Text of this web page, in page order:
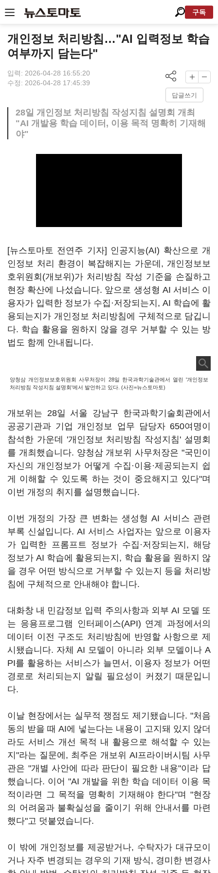
구독
개인정보 처리방침…"AI 입력정보 학습
여부까지 담는다"
입력: 2026-04-28 16:55:20
수정: 2026-04-28 17:45:39
답글쓰기
28일 개인정보 처리방침 작성지침 설명회 개최
"AI 개발용 학습 데이터, 이용 목적 명확히 기재해
야"
[뉴스토마토 전연주 기자] 인공지능(AI) 확산으로 개
인정보 처리 환경이 복잡해지는 가운데, 개인정보보
호위원회(개보위)가 처리방침 작성 기준을 손질하고
현장 확산에 나섰습니다. 앞으로 생성형 AI 서비스 이
용자가 입력한 정보가 수집·저장되는지, AI 학습에 활
용되는지가 개인정보 처리방침에 구체적으로 담깁니
다. 학습 활용을 원하지 않을 경우 거부할 수 있는 방
법도 함께 안내됩니다.
양청삼 개인정보보호위원회 사무처장이 28일 한국과학기술관에서 열린 '개인정보
처리방침 작성지침 설명회'에서 발언하고 있다. (사진=뉴스토마토)
개보위는 28일 서울 강남구 한국과학기술회관에서
공공기관과 기업 개인정보 업무 담당자 650여명이
참석한 가운데 '개인정보 처리방침 작성지침' 설명회
를 개최했습니다. 양청삼 개보위 사무처장은 "국민이
자신의 개인정보가 어떻게 수집·이용·제공되는지 쉽
게 이해할 수 있도록 하는 것이 중요해지고 있다"며
이번 개정의 취지를 설명했습니다.
이번 개정의 가장 큰 변화는 생성형 AI 서비스 관련
부록 신설입니다. AI 서비스 사업자는 앞으로 이용자
가 입력한 프롬프트 정보가 수집·저장되는지, 해당
정보가 AI 학습에 활용되는지, 학습 활용을 원하지 않
을 경우 어떤 방식으로 거부할 수 있는지 등을 처리방
침에 구체적으로 안내해야 합니다.
대화창 내 민감정보 입력 주의사항과 외부 AI 모델 또
는 응용프로그램 인터페이스(API) 연계 과정에서의
데이터 이전 구조도 처리방침에 반영할 사항으로 제
시됐습니다. 자체 AI 모델이 아니라 외부 모델이나 A
PI를 활용하는 서비스가 늘면서, 이용자 정보가 어떤
경로로 처리되는지 알릴 필요성이 커졌기 때문입니
다.
이날 현장에서는 실무적 쟁점도 제기됐습니다. "처음
동의 받을 때 AI에 넣는다는 내용이 고지돼 있지 않더
라도 서비스 개선 목적 내 활용으로 해석할 수 있는
지"라는 질문에, 최주은 개보위 AI프라이버시팀 사무
관은 "개별 사안에 따라 판단이 필요한 내용"이라 답
했습니다. 이어 "AI 개발을 위한 학습 데이터 이용 목
적이라면 그 목적을 명확히 기재해야 한다"며 "현장
의 어려움과 불확실성을 줄이기 위해 안내서를 마련
했다"고 덧붙였습니다.
이 밖에 개인정보를 제공받거나, 수탁자가 대규모이
거나 자주 변경되는 경우의 기재 방식, 경미한 변경사